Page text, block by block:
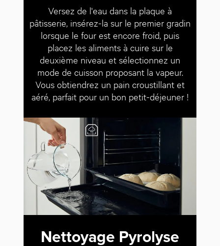
Versez de l'eau dans la plaque à
pâtisserie, insérez-la sur le premier gradin
lorsque le four est encore froid, puis
placez les aliments à cuire sur le
deuxième niveau et sélectionnez un
mode de cuisson proposant la vapeur.
Vous obtiendrez un pain croustillant et
aéré, parfait pour un bon petit-déjeuner !
Nettoyage Pyrolyse